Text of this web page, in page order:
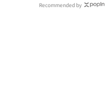
Recommended by